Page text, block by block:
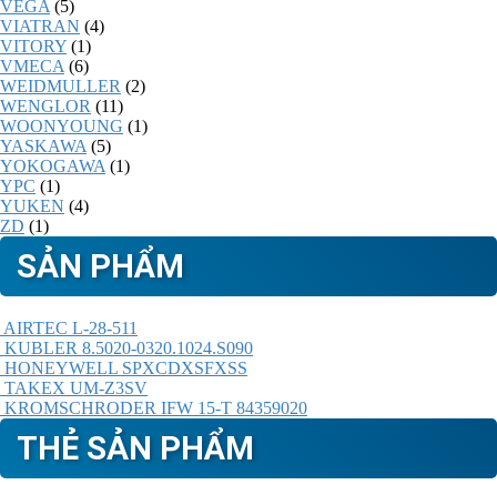
VEGA (5)
VIATRAN (4)
VITORY (1)
VMECA (6)
WEIDMULLER (2)
WENGLOR (11)
WOONYOUNG (1)
YASKAWA (5)
YOKOGAWA (1)
YPC (1)
YUKEN (4)
ZD (1)
SẢN PHẨM
AIRTEC L-28-511
KUBLER 8.5020-0320.1024.S090
HONEYWELL SPXCDXSFXSS
TAKEX UM-Z3SV
KROMSCHRODER IFW 15-T 84359020
THẺ SẢN PHẨM